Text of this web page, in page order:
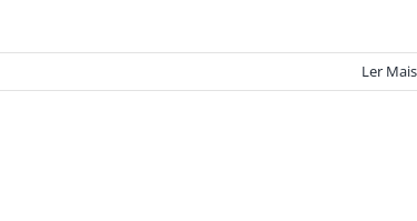
Ler Mais